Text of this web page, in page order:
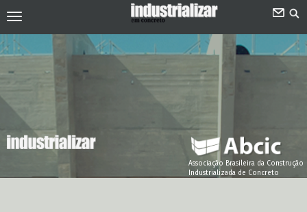
Associação Brasileira da Construção
Industrializada de Concreto